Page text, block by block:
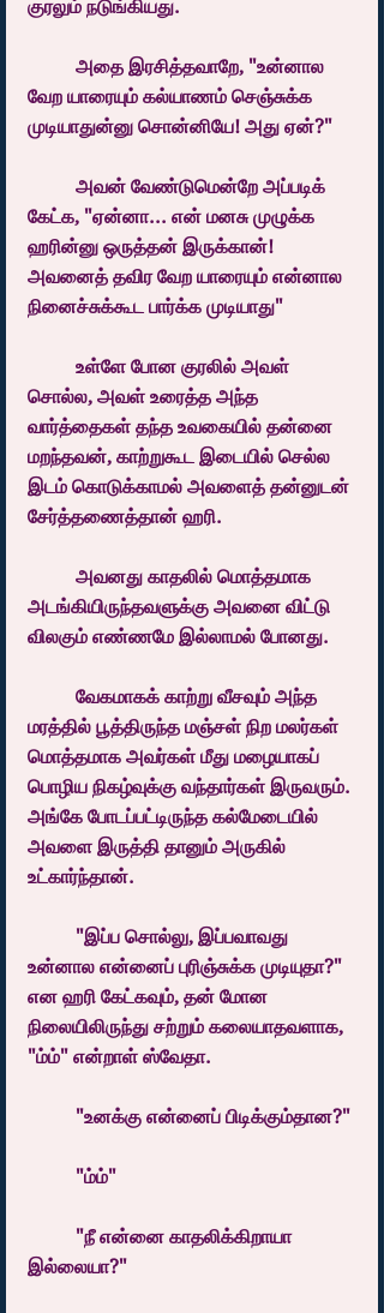
குரலும் நடுங்கியது.
வேற யாரையும் கல்யாணம் செஞ்சுக்க
முடியாதுன்னு சொன்னியே! அது ஏன்?"
கேட்க, "ஏன்னா... என் மனசு முழுக்க
ஹரின்னு ஒருத்தன் இருக்கான்!
அவனைத் தவிர வேற யாரையும் என்னால
நினைச்சுக்கூட பார்க்க முடியாது"
சொல்ல, அவள் உரைத்த அந்த
வார்த்தைகள் தந்த உவகையில் தன்னை
மறந்தவன், காற்றுகூட இடையில் செல்ல
இடம் கொடுக்காமல் அவளைத் தன்னுடன்
சேர்த்தணைத்தான் ஹரி.
அடங்கியிருந்தவளுக்கு அவனை விட்டு
விலகும் எண்ணமே இல்லாமல் போனது.
மரத்தில் பூத்திருந்த மஞ்சள் நிற மலர்கள்
மொத்தமாக அவர்கள் மீது மழையாகப்
பொழிய நிகழ்வுக்கு வந்தார்கள் இருவரும்.
அங்கே போடப்பட்டிருந்த கல்மேடையில்
அவளை இருத்தி தானும் அருகில்
உட்கார்ந்தான்.
உன்னால என்னைப் புரிஞ்சுக்க முடியுதா?"
என ஹரி கேட்கவும், தன் மோன
நிலையிலிருந்து சற்றும் கலையாதவளாக,
"ம்ம்" என்றாள் ஸ்வேதா.
	"உனக்கு என்னைப் பிடிக்கும்தான?"
	"ம்ம்"
இல்லையா?"